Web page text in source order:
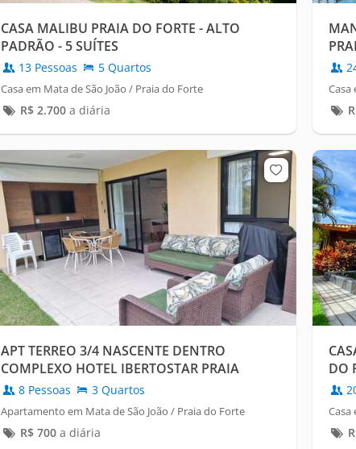
CASA MALIBU PRAIA DO FORTE - ALTO
PADRÃO - 5 SUÍTES
13 Pessoas 5 Quartos
Casa em Mata de São João / Praia do Forte
R$ 2.700a diária
Casa
APT TERREO 3/4 NASCENTE DENTRO
COMPLEXO HOTEL IBERTOSTAR PRAIA
FORTE
8 Pessoas 3 Quartos
Apartamento em Mata de São João / Praia do Forte
R$ 700a diária
DO
Casa